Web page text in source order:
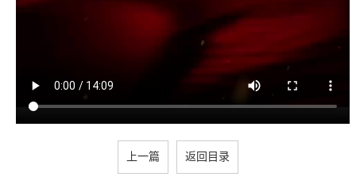
上一篇 返回目录